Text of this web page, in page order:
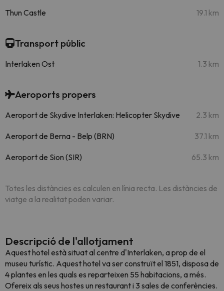
Thun Castle 19.1 km
Transport públic
Interlaken Ost 1.3 km
Aeroports propers
Aeroport de Skydive Interlaken: Helicopter Skydive 2.3 km
Aeroport de Berna - Belp (BRN) 37.1 km
Aeroport de Sion (SIR) 65.3 km
Totes les distàncies es calculen en línia recta. Les distàncies de
viatge a la realitat poden variar.
Descripció de l'allotjament
Aquest hotel està situat al centre d'Interlaken, a prop de el
museu turístic. Aquest hotel va ser construït el 1851, disposa de
4 plantes en les quals es reparteixen 55 habitacions, a més.
Ofereix als seus hostes un restaurant i 3 sales de conferències.